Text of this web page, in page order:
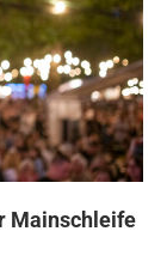
Mainschleife